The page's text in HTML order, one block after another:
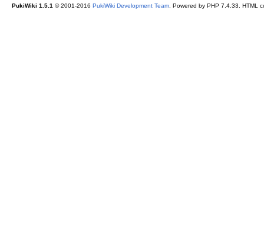
PukiWiki 1.5.1 © 2001-2016 PukiWiki Development Team. Powered by PHP 7.4.33. HTML